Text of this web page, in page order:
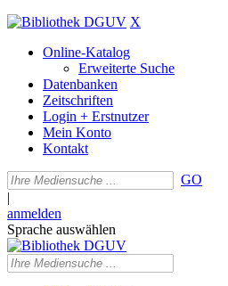
X
Online-Katalog
Erweiterte Suche
Datenbanken
Zeitschriften
Login + Erstnutzer
Mein Konto
Kontakt
GO
|
anmelden
Sprache auswählen